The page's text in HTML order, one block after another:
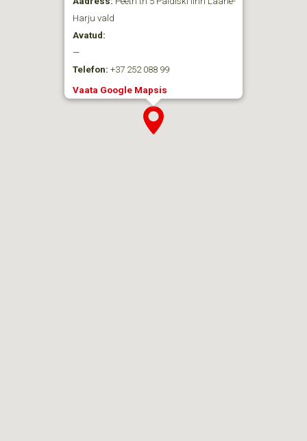
Harju vald
Avatud:
—
Telefon: +37 252 088 99
Vaata Google Mapsis